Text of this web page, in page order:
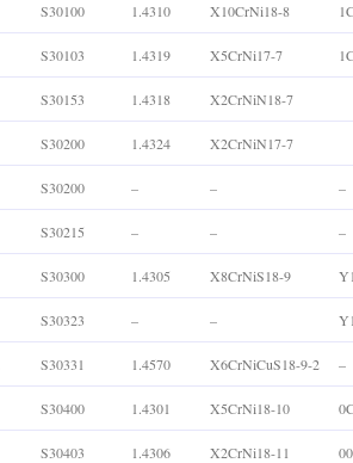
S30100 1.4310 X10CrNi18-8
S30103 1.4319 X5CrNi17-7
S30153 1.4318 X2CrNiN18-7
S30200 1.4324 X2CrNiN17-7
S30200 – – –
S30215 – – –
S30300 1.4305 X8CrNiS18-9
S30323 – –
S30331 1.4570 X6CrNiCuS18-9-2 –
S30400 1.4301 X5CrNi18-10
S30403 1.4306 X2CrNi18-11